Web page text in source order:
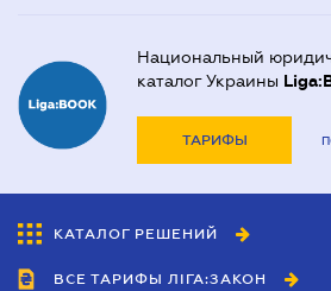
Договор купли-продажи квартиры
Договор мены (обмена) недвижимости
Заверение документов и копий
Нотариально заверенный перевод
Оформление аффидевита
Оформление доверенности
Национальный
каталог Украины
ТАРИФЫ
КАТАЛОГ РЕШЕНИЙ
ВСЕ ТАРИФЫ ЛІГА:ЗАКОН